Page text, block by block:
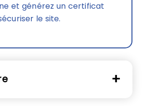
et générez un certificat
le site.